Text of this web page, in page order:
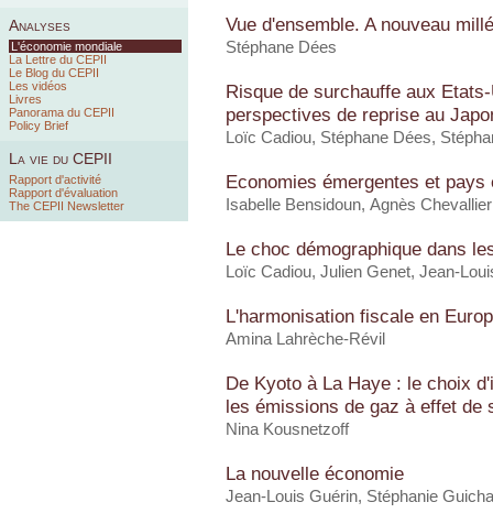
Analyses
L'économie mondiale
La Lettre du CEPII
Le Blog du CEPII
Les vidéos
Livres
Panorama du CEPII
Policy Brief
La vie du CEPII
Rapport d'activité
Rapport d'évaluation
The CEPII Newsletter
Vue d'ensemble. A nouveau
Stéphane Dées
Risque de surchauffe aux
perspectives de reprise au
Loïc Cadiou, Stéphane Dées,
Economies émergentes et
Isabelle Bensidoun, Agnès Chevallier
Le choc démographique dans
Loïc Cadiou, Julien Genet, Jean-
L'harmonisation fiscale en
Amina Lahrèche-Révil
De Kyoto à La Haye : le choix
les émissions de gaz à effet de
Nina Kousnetzoff
La nouvelle économie
Jean-Louis Guérin, Stéphanie